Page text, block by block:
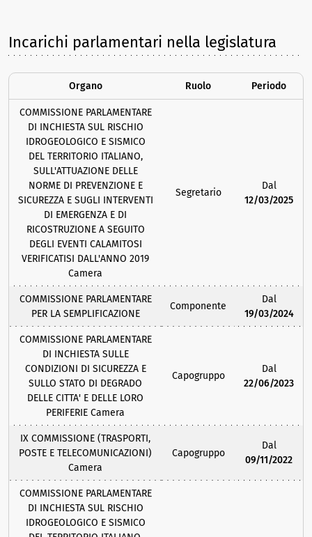
Incarichi parlamentari nella legislatura
Organo Ruolo Periodo
COMMISSIONE PARLAMENTARE
DI INCHIESTA SUL RISCHIO
IDROGEOLOGICO E SISMICO
DEL TERRITORIO ITALIANO,
SULL'ATTUAZIONE DELLE
NORME DI PREVENZIONE E
SICUREZZA E SUGLI INTERVENTI
DI EMERGENZA E DI
RICOSTRUZIONE A SEGUITO
DEGLI EVENTI CALAMITOSI
VERIFICATISI DALL'ANNO 2019
Camera
Segretario
Dal
12/03/2025
COMMISSIONE PARLAMENTARE
PER LA SEMPLIFICAZIONE
Componente
Dal
19/03/2024
COMMISSIONE PARLAMENTARE
DI INCHIESTA SULLE
CONDIZIONI DI SICUREZZA E
SULLO STATO DI DEGRADO
DELLE CITTA' E DELLE LORO
PERIFERIE Camera
Capogruppo
Dal
22/06/2023
IX COMMISSIONE (TRASPORTI,
POSTE E TELECOMUNICAZIONI)
Camera
Capogruppo
Dal
09/11/2022
COMMISSIONE PARLAMENTARE
DI INCHIESTA SUL RISCHIO
IDROGEOLOGICO E SISMICO